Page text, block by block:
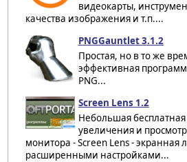
видеокарты,
качества изображения и т.п....
PNGGauntlet 3.1.2
Простая, но в то же
эффективная
PNG...
Screen Lens 1.2
Небольшая бесплатная
увеличения и
монитора - Screen Lens - экранная
расширенными настройками...